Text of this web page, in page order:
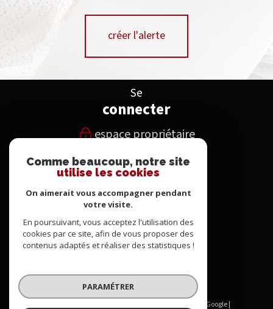
créer l'alerte
Se
connecter
espace propriétaire
Nous
suivre
Nous
adhérons
© 2026 | Tous droits réservés | Traduction powered by Google |
Comme beaucoup, notre site
utilise les cookies
On aimerait vous accompagner pendant
votre visite.
En poursuivant, vous acceptez l'utilisation des
cookies par ce site, afin de vous proposer des
contenus adaptés et réaliser des statistiques !
PARAMÉTRER